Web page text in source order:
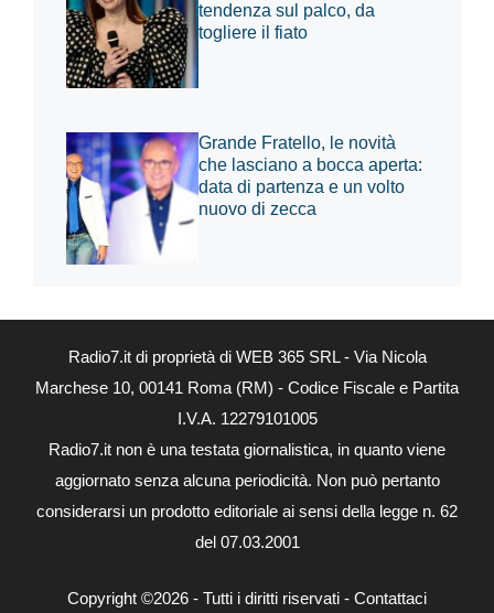
tendenza sul palco, da
togliere il fiato
Grande Fratello, le novità
che lasciano a bocca aperta:
data di partenza e un volto
nuovo di zecca
Radio7.it di proprietà di WEB 365 SRL - Via Nicola
Marchese 10, 00141 Roma (RM) - Codice Fiscale e Partita
I.V.A. 12279101005
Radio7.it non è una testata giornalistica, in quanto viene
aggiornato senza alcuna periodicità. Non può pertanto
considerarsi un prodotto editoriale ai sensi della legge n. 62
del 07.03.2001
Copyright ©2026 - Tutti i diritti riservati - Contattaci